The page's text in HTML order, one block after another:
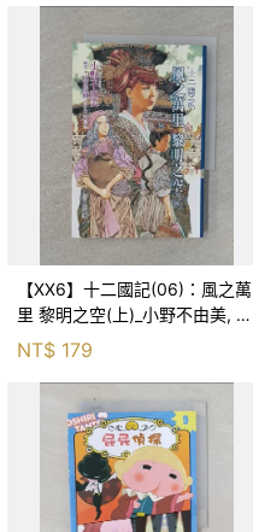
【XX6】十二國記(06)：風之萬
里 黎明之空(上)_小野不由美, 王
蘊潔
NT$ 179